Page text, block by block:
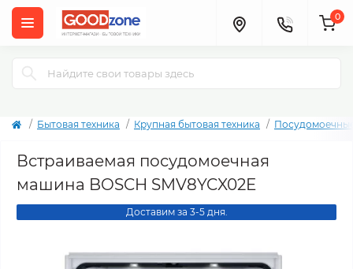
0
Бытовая техника Крупная бытовая техника
Встраиваемая посудомоечная
машина BOSCH SMV8YCX02E
Доставим за 3-5 дня.